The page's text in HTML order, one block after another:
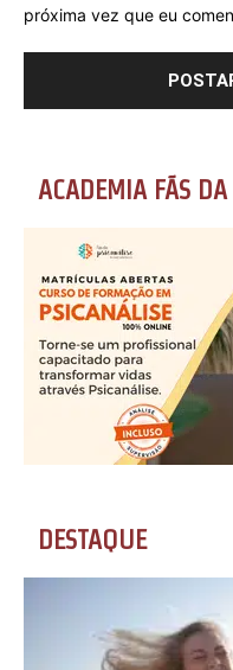
próxima vez que eu
ACADEMIA FÃS
DESTAQUE